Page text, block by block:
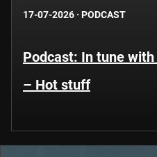
17-07-2026 · PODCAST
Podcast: In tune
– Hot stuff